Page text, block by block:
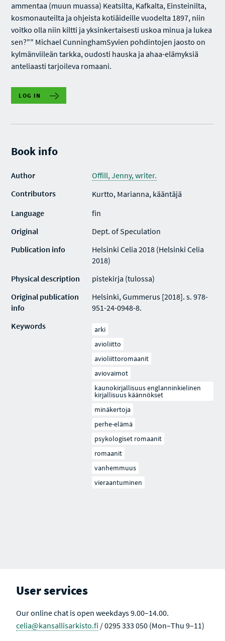
ammentaa (muun muassa) Keatsilta, Kafkalta, Einsteinilta,
kosmonauteilta ja ohjeista kotiäideille vuodelta 1897, niin
voitko olla niin kiltti ja yksinkertaisesti uskoa minua ja lukea
sen?"" Michael CunninghamSyvien pohdintojen jaosto on
kylmänviileän tarkka, oudosti hauska ja ahaa-elämyksiä
anteliaasti tarjoileva romaani.
LOG IN
Book info
Author
Offill, Jenny, writer.
Contributors
Kurtto, Marianna, kääntäjä
Language
fin
Original
Dept. of Speculation
Publication info
Helsinki Celia 2018 (Helsinki Celia
2018)
Physical description
pistekirja (tulossa)
Original publication
info
Helsinki, Gummerus [2018]. s. 978-
951-24-0948-8.
Keywords
arki
avioliitto
avioliittoromaanit
aviovaimot
kaunokirjallisuus englanninkielinen
kirjallisuus käännökset
minäkertoja
perhe-elämä
psykologiset romaanit
romaanit
vanhemmuus
vieraantuminen
User services
Our online chat is open weekdays 9.00–14.00.
celia@kansallisarkisto.fi / 0295 333 050 (Mon–Thu 9–11)